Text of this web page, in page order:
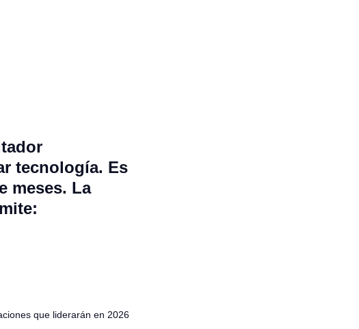
tecnología. Es
meses. La
que liderarán en 2026